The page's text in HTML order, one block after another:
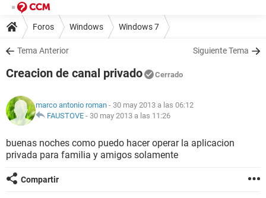
Foros Windows Windows 7
Tema Anterior Siguiente Tema
Creacion de canal privado Cerrado
marco antonio roman - 30 may 2013 a las 06:12
FAUSTOVE - 30 may 2013 a las 11:26
buenas noches como puedo hacer operar la aplicacion
privada para familia y amigos solamente
Compartir